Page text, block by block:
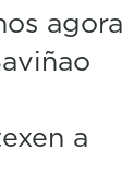
agora
a